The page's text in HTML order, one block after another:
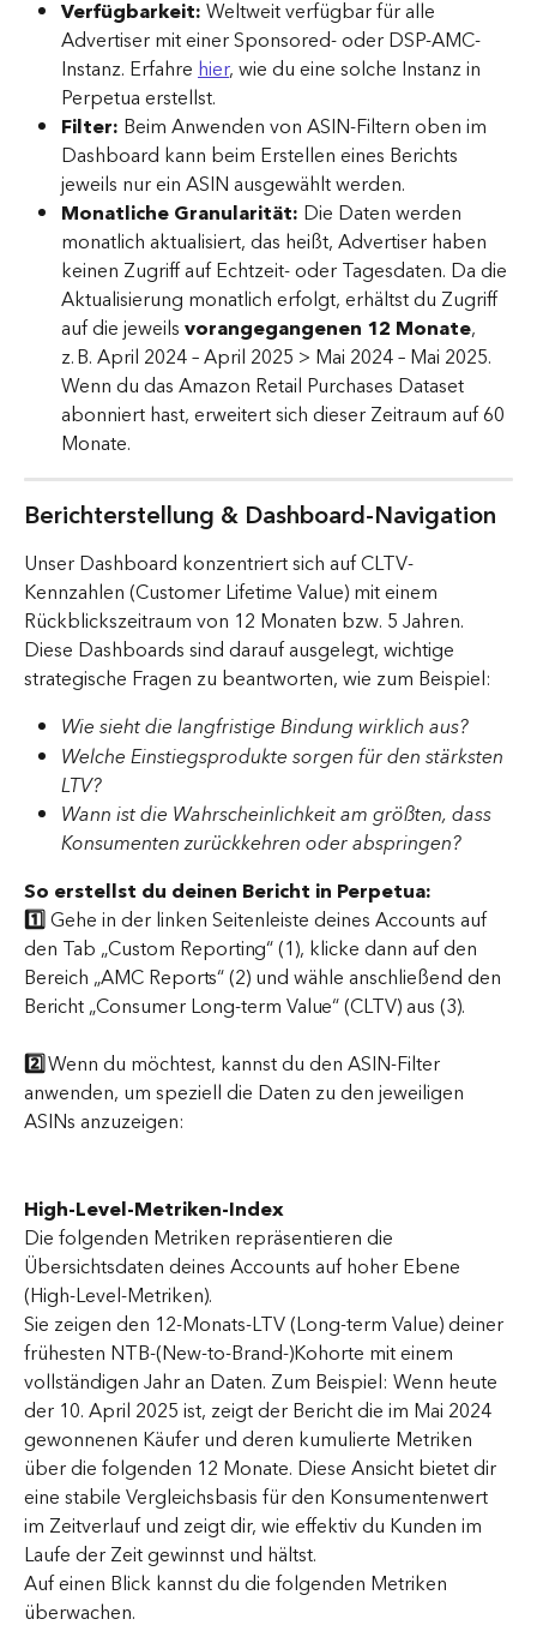
Verfügbarkeit: Weltweit verfügbar für alle
Advertiser mit einer Sponsored- oder DSP-AMC-
Instanz. Erfahre hier, wie du eine solche Instanz in
Perpetua erstellst.
Filter: Beim Anwenden von ASIN-Filtern oben im
Dashboard kann beim Erstellen eines Berichts
jeweils nur ein ASIN ausgewählt werden.
Monatliche Granularität: Die Daten werden
monatlich aktualisiert, das heißt, Advertiser haben
keinen Zugriff auf Echtzeit- oder Tagesdaten. Da die
Aktualisierung monatlich erfolgt, erhältst du Zugriff
auf die jeweils vorangegangenen 12 Monate,
z. B. April 2024 – April 2025 > Mai 2024 – Mai 2025.
Wenn du das Amazon Retail Purchases Dataset
abonniert hast, erweitert sich dieser Zeitraum auf 60
Monate.
Berichterstellung & Dashboard-Navigation
Unser Dashboard konzentriert sich auf CLTV-
Kennzahlen (Customer Lifetime Value) mit einem
Rückblickszeitraum von 12 Monaten bzw. 5 Jahren.
Diese Dashboards sind darauf ausgelegt, wichtige
strategische Fragen zu beantworten, wie zum Beispiel:
Wie sieht die langfristige Bindung wirklich aus?
Welche Einstiegsprodukte sorgen für den stärksten
LTV?
Wann ist die Wahrscheinlichkeit am größten, dass
Konsumenten zurückkehren oder abspringen?
So erstellst du deinen Bericht in Perpetua:
1️⃣ Gehe in der linken Seitenleiste deines Accounts auf
den Tab „Custom Reporting“ (1), klicke dann auf den
Bereich „AMC Reports“ (2) und wähle anschließend den
Bericht „Consumer Long-term Value“ (CLTV) aus (3).
2️⃣ Wenn du möchtest, kannst du den ASIN-Filter
anwenden, um speziell die Daten zu den jeweiligen
ASINs anzuzeigen:
High-Level-Metriken-Index
Die folgenden Metriken repräsentieren die
Übersichtsdaten deines Accounts auf hoher Ebene
(High-Level-Metriken).
Sie zeigen den 12-Monats-LTV (Long-term Value) deiner
frühesten NTB-(New-to-Brand-)Kohorte mit einem
vollständigen Jahr an Daten. Zum Beispiel: Wenn heute
der 10. April 2025 ist, zeigt der Bericht die im Mai 2024
gewonnenen Käufer und deren kumulierte Metriken
über die folgenden 12 Monate. Diese Ansicht bietet dir
eine stabile Vergleichsbasis für den Konsumentenwert
im Zeitverlauf und zeigt dir, wie effektiv du Kunden im
Laufe der Zeit gewinnst und hältst.
Auf einen Blick kannst du die folgenden Metriken
überwachen.